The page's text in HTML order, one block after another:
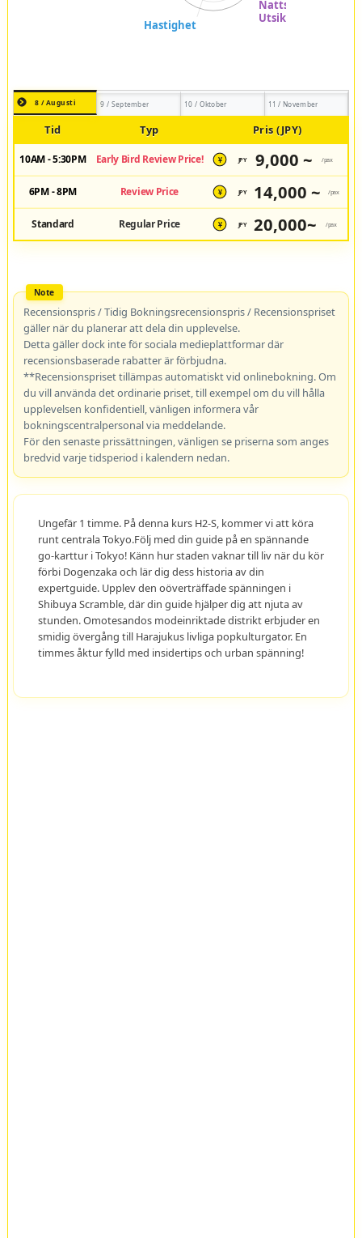
8 / Augusti 9 / September 10 / Oktober 11 / November
Tid Typ Pris (JPY)
10AM - 5:30PM Early Bird Review Price! ¥ JPY 9,000 ~ /pax
6PM - 8PM Review Price ¥ JPY 14,000 ~ /pax
Standard Regular Price ¥ JPY 20,000~ /pax
Recensionspris / Tidig Bokningsrecensionspris / Recensionspriset
gäller när du planerar att dela din upplevelse.
Detta gäller dock inte för sociala medieplattformar där
recensionsbaserade rabatter är förbjudna.
**Recensionspriset tillämpas automatiskt vid onlinebokning. Om
du vill använda det ordinarie priset, till exempel om du vill hålla
upplevelsen konfidentiell, vänligen informera vår
bokningscentralpersonal via meddelande.
För den senaste prissättningen, vänligen se priserna som anges
bredvid varje tidsperiod i kalendern nedan.
Ungefär 1 timme. På denna kurs H2-S, kommer vi att köra
runt centrala Tokyo.Följ med din guide på en spännande
go-karttur i Tokyo! Känn hur staden vaknar till liv när du kör
förbi Dogenzaka och lär dig dess historia av din
expertguide. Upplev den oöverträffade spänningen i
Shibuya Scramble, där din guide hjälper dig att njuta av
stunden. Omotesandos modeinriktade distrikt erbjuder en
smidig övergång till Harajukus livliga popkulturgator. En
timmes åktur fylld med insidertips och urban spänning!